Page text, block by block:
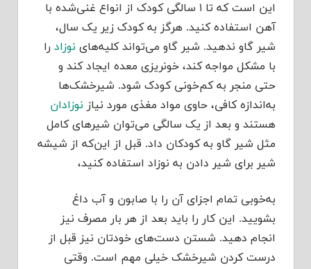
این است که تا ۱ سالگی کودک از انواع غنی‌شده با
آهن استفاده کنید. هرگز به کودک زیر یک سال،
شیر گاو ندهید. شیر گاو می‌تواند کلیه‌های نوزاد را
با مشکل مواجه کند، خونریزی معده ایجاد کند و
حتی منجر به کم‌خونی کودک شود. شیرخشک‌ها
به‌اندازه کافی، حاوی مواد مغذی مورد نیاز نوزادان
هستند و بعد از یک سالگی می‌توان شیرهای کامل
مثل شیر گاو به کودکان داد. قبل از این‌که از شیشه
شیر برای شیر دادن به نوزاد استفاده کنید،
به‌خوبی تمام اجزای آن را با صابون و آب داغ
بشویید. این کار را باید بعد از هر بار مصرف نیز
انجام دهید. شستن دست‌های خودتان نیز قبل از
درست کردن شیرخشک خیلی مهم است. وقتی